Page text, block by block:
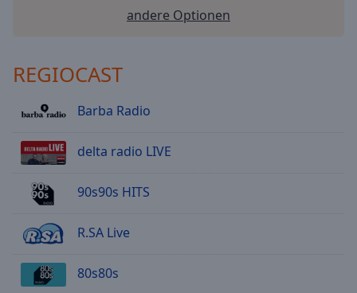
andere Optionen
REGIOCAST
Barba Radio
delta radio LIVE
90s90s HITS
R.SA Live
80s80s